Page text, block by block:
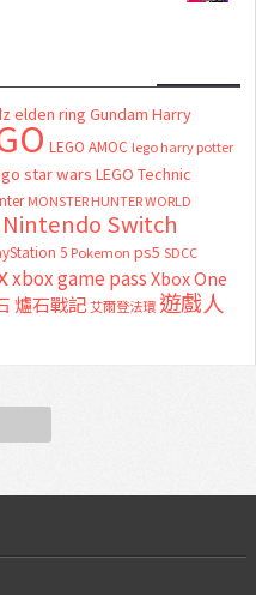
elden ring Gundam Harry
LEGO AMOC lego harry potter
star wars LEGO Technic
MONSTER HUNTER WORLD
Nintendo Switch
5 Pokemon ps5 SDCC
xbox game passXbox One
爐石戰記艾爾登法環 遊戲人